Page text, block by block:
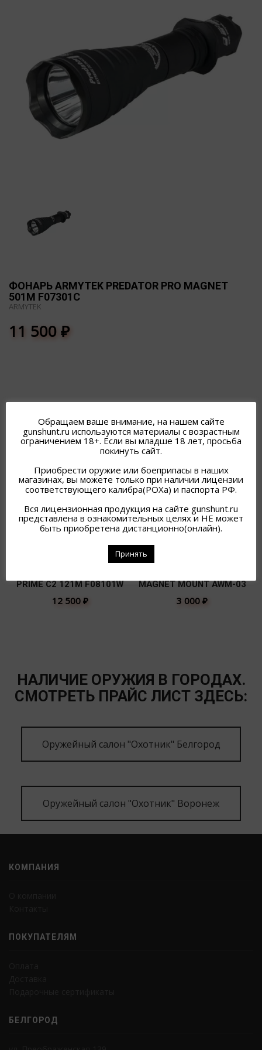
ФОНАРЬ ARMYTEK PREDATOR PRO MAGNET
501М F07301C
ARMYTEK
11 500₽
ПОХОЖИЕ ТОВАРЫ
PRIME C2 121M F08101W
12 500 ₽
MAGNET MOUNT AWM-03
3 000 ₽
НАЛИЧИЕ ОРУЖИЯ В ГОРОДАХ.
СМОТРЕТЬ ПРАЙС ЛИСТ ЗДЕСЬ:
Оружейный салон "Охотник" Белгород
Оружейный салон "Охотник" Воронеж
КОМПАНИЯ
ПОКУПАТЕЛЯМ
БЕЛГОРОД
Обращаем ваше внимание, на нашем сайте
gunshunt.ru используются материалы с возрастным
ограничением 18+. Если вы младше 18 лет, просьба
покинуть сайт.
Приобрести оружие или боеприпасы в наших
магазинах, вы можете только при наличии лицензии
соответствующего калибра(РОХа) и паспорта РФ.
Вся лицензионная продукция на сайте gunshunt.ru
представлена в ознакомительных целях и НЕ может
быть приобретена дистанционно(онлайн).
Принять